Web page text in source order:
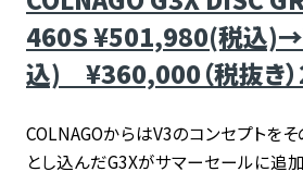
460S ¥501,980(税込
込) ¥360,000（税抜き
COLNAGOからはV3のコンセプトを
とし込んだG3Xがサマーセールに追加